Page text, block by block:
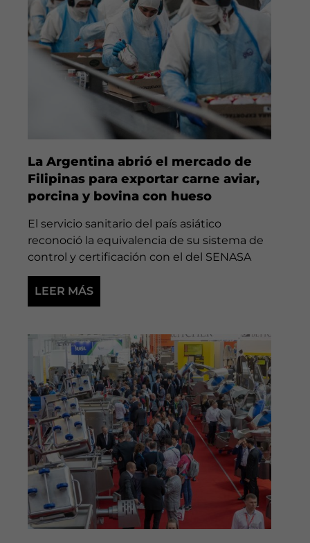
La Argentina abrió el mercado de
Filipinas para exportar carne aviar,
porcina y bovina con hueso
El servicio sanitario del país asiático
reconoció la equivalencia de su sistema de
control y certificación con el del SENASA
LEER MÁS